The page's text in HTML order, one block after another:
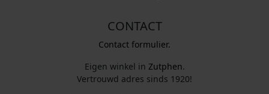
CONTACT
Contact formulier.
Eigen winkel in Zutphen.
Vertrouwd adres sinds 1920!